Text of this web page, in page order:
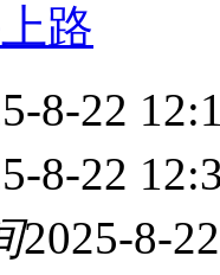
路
8-22
8-22
2025-8-